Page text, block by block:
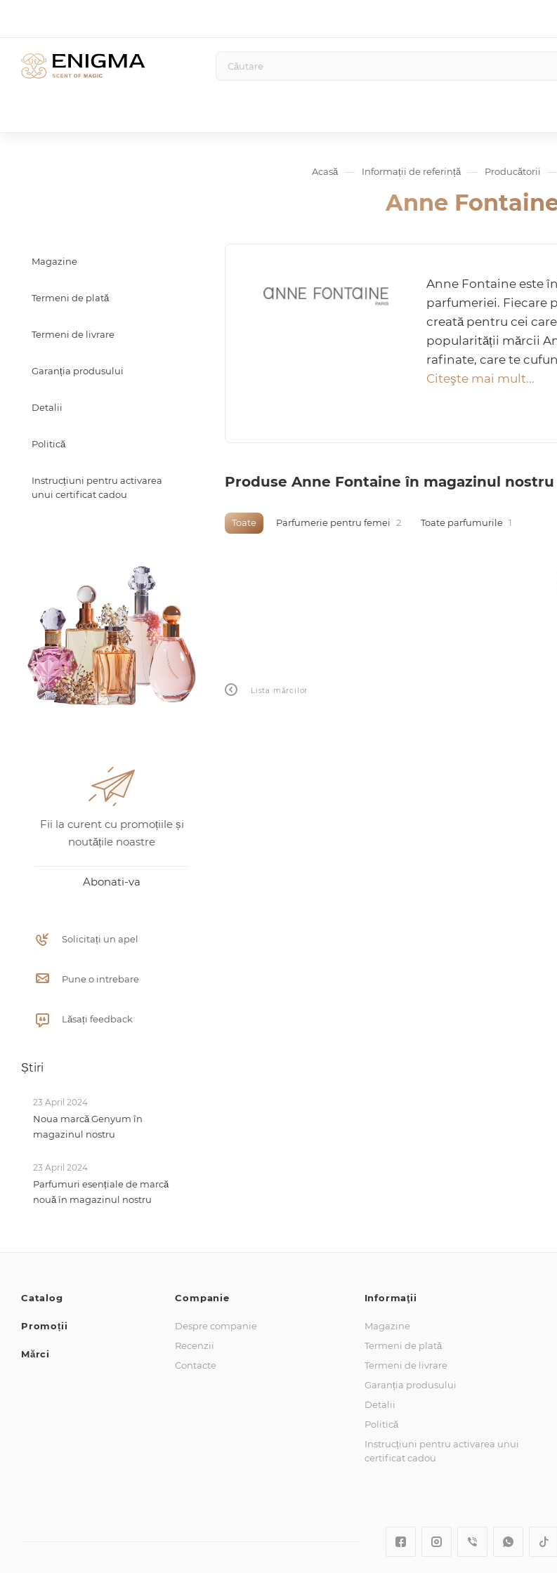
Acasă — Informații de referință — Producătorii —
Anne
Anne Fontaine este
parfumeriei. Fiecare
creată pentru cei
popularității mărcii
rafinate, care te
Citeşte mai mult...
Produse Anne Fontaine în magazinul nostru
Toate Parfumerie pentru femei 2 Toate parfumurile 1
Lista mărcilor
Magazine
Termeni de plată
Termeni de livrare
Garanția produsului
Detalii
Politică
Instrucțiuni pentru activarea
unui certificat cadou
Fii la curent cu promoțiile și
noutățile noastre
Abonati-va
Solicitați un apel
Pune o intrebare
Lăsați feedback
Știri
23 April 2024
Noua marcă Genyum în
magazinul nostru
23 April 2024
Parfumuri esențiale de marcă
nouă în magazinul nostru
Catalog
Promoții
Mărci
Companie
Despre companie
Recenzii
Contacte
Informaţii
Magazine
Termeni de plată
Termeni de livrare
Garanția produsului
Detalii
Politică
Instrucțiuni pentru activarea unui
certificat cadou